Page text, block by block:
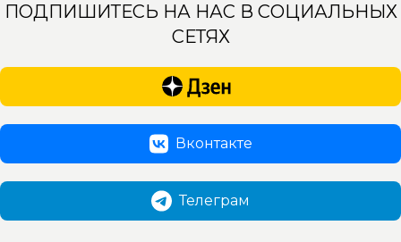
ПОДПИШИТЕСЬ НА НАС В СОЦИАЛЬНЫХ
СЕТЯХ
Вконтакте
Телеграм